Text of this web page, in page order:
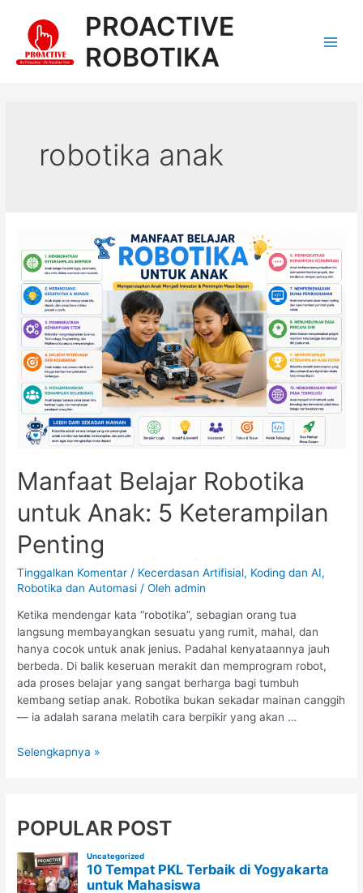
konten
PROACTIVE
ROBOTIKA
robotika anak
Manfaat Belajar Robotika
untuk Anak: 5 Keterampilan
Penting
Tinggalkan Komentar / Kecerdasan Artifisial, Koding dan AI,
Robotika dan Automasi / Olehadmin
Ketika mendengar kata “robotika”, sebagian orang tua
langsung membayangkan sesuatu yang rumit, mahal, dan
hanya cocok untuk anak jenius. Padahal kenyataannya jauh
berbeda. Di balik keseruan merakit dan memprogram robot,
ada proses belajar yang sangat berharga bagi tumbuh
kembang setiap anak. Robotika bukan sekadar mainan canggih
— ia adalah sarana melatih cara berpikir yang akan …
Manfaat
Anak:
5
Keterampilan
Penting
Selengkapnya »
POPULAR POST